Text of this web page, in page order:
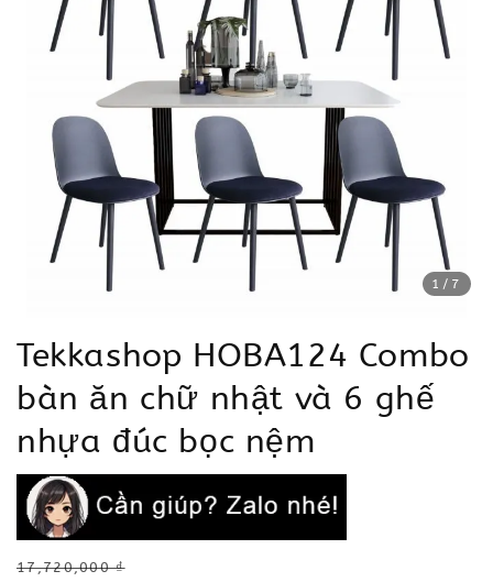
1 /7
Tekkashop HOBA124 Combo
bàn ăn chữ nhật và 6 ghế
nhựa đúc bọc nệm
Regular
17,720,000 ₫